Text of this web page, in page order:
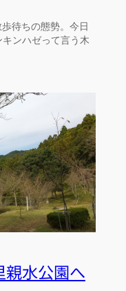
待ちの態勢。今日
ンハゼって言う木
親水公園へ